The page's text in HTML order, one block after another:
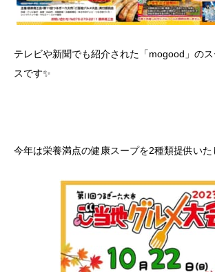
テレビや新聞でも紹介された「mogood」の
スです✨
今年は栄養満点の健康スープを2種類提供いた